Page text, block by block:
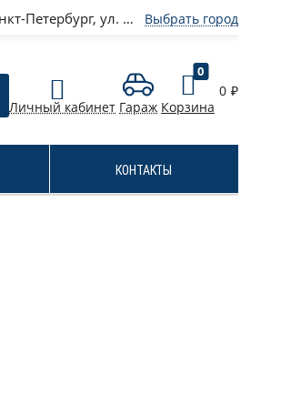
ул. Салова, д.70, лит. А) Выбрать город
Личный кабинет Гараж Корзина
0
0 ₽
КОНТАКТЫ